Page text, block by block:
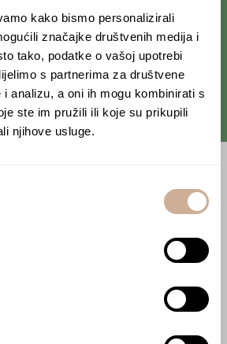
kako bismo personalizirali
značajke društvenih medija i
tako, podatke o vašoj upotrebi
s partnerima za društvene
i analizu, a oni ih mogu kombinirati s
ste im pružili ili koje su prikupili
njihove usluge.
Budi uvijek u toku ine
iz svijeta ekspedicionizma i